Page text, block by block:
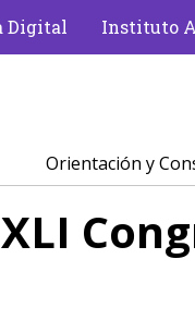
Digital Instituto
Orientación y